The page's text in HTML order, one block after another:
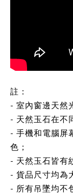
註：
- 室內窗邊天然
- 天然玉石在不
- 手機和電腦屏
色；
- 天然玉石皆有
- 貨品尺寸均為
- 所有吊墜均不